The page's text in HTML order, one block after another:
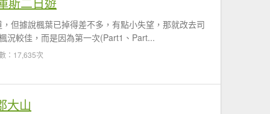
但據說楓葉已掉得差不多，有點小失望，那就改去司
況較佳，而是因為第一次(Part1、Part...
：17,635次
大山